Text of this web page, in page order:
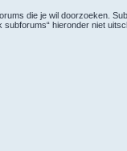
die je wil doorzoeken.
hieronder niet